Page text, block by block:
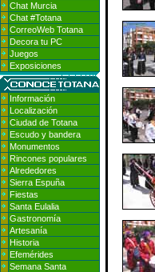
Chat Murcia
Chat #Totana
CorreoWeb Totana
Decora tu PC
Juegos
Exposiciones
Información
Localización
Ciudad de Totana
Escudo y bandera
Monumentos
Rincones populares
Alrededores
Sierra Espuña
Fiestas
Santa Eulalia
Gastronomía
Artesanía
Historia
Efemérides
Semana Santa